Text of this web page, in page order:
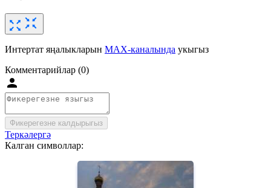
Интертат яңалыкларын MAX-каналында укыгыз
Комментарийлар (0)
Фикерегезне калдырыгыз
Теркәлергә
Калган символлар: